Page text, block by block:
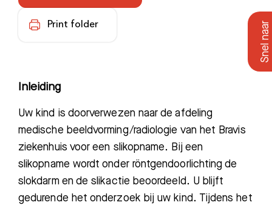
Print folder
Inleiding
Uw kind is doorverwezen naar de afdeling
medische beeldvorming/radiologie van het Bravis
ziekenhuis voor een slikopname. Bij een
slikopname wordt onder röntgendoorlichting de
slokdarm en de slikactie beoordeeld. U blijft
gedurende het onderzoek bij uw kind. Tijdens het